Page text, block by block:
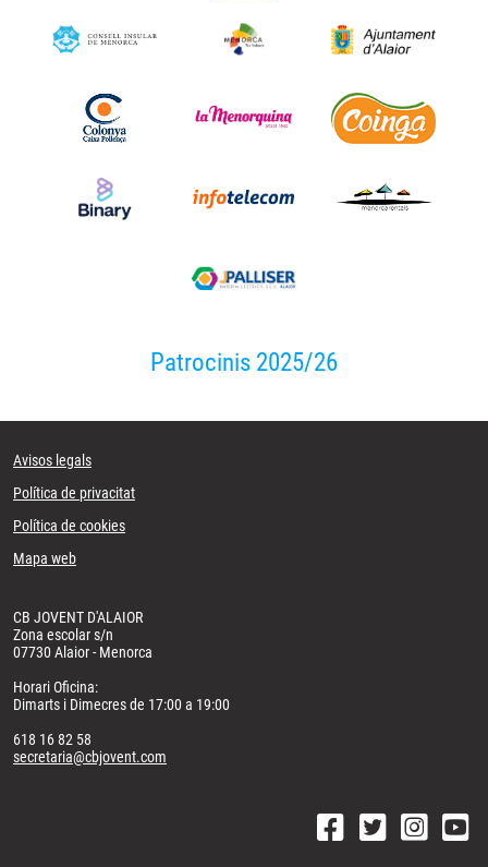
Patrocinis 2025/26
Avisos legals
Política de privacitat
Política de cookies
Mapa web
CB JOVENT D'ALAIOR
Zona escolar s/n
07730 Alaior - Menorca
Horari Oficina:
Dimarts i Dimecres de 17:00 a 19:00
618 16 82 58
secretaria@cbjovent.com